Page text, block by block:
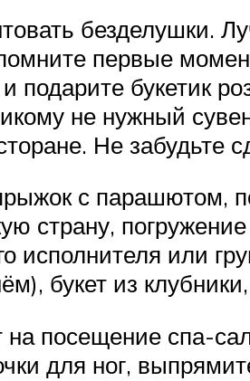
безделушки.
первые
подарите букетик
не нужный
Не
с парашютом,
страну,
исполнителя или
букет из
посещение спа-
для ног,